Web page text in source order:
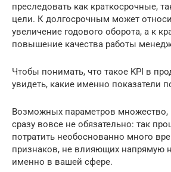
преследовать как краткосрочные,
цели. К долгосрочным может
увеличение годового оборота, а к
повышение качества работы
Чтобы понимать, что такое KPI в
увидеть, какие именно показатели
Возможных параметров множество,
сразу вовсе не обязательно: так
потратить необоснованно много
признаков, не влияющих напрямую
именно в вашей сфере.